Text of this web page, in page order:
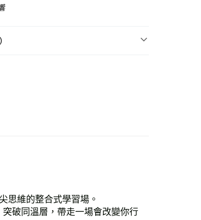
思維的整合式學習場。
破同溫層，帶走一場會改變你行